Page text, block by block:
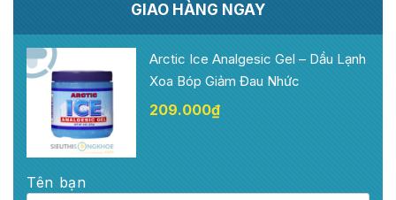
GIAO HÀNG NGAY
Arctic Ice Analgesic Gel – Dầu Lạnh
Xoa Bóp Giảm Đau Nhức
209.000₫
Tên bạn